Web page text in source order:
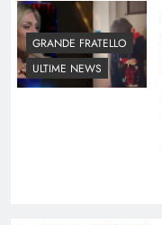
GRANDE FRATELLO
ULTIME NEWS